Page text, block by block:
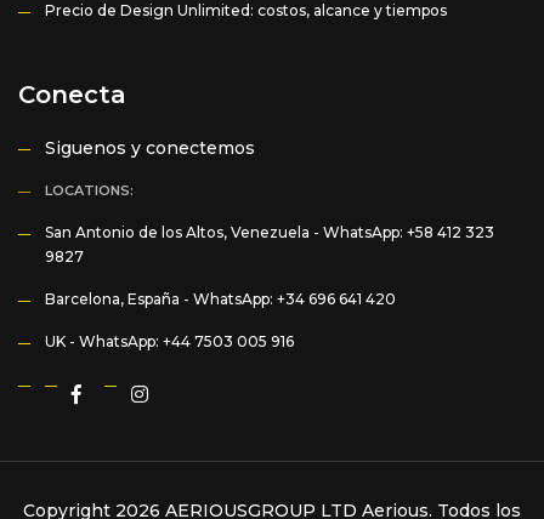
Precio de Design Unlimited: costos, alcance y tiempos
Conecta
Siguenos y conectemos
LOCATIONS:
San Antonio de los Altos, Venezuela - WhatsApp: +58 412 323
9827
Barcelona, España - WhatsApp: +34 696 641 420
UK - WhatsApp: +44 7503 005 916
Copyright 2026 AERIOUSGROUP LTD Aerious. Todos los